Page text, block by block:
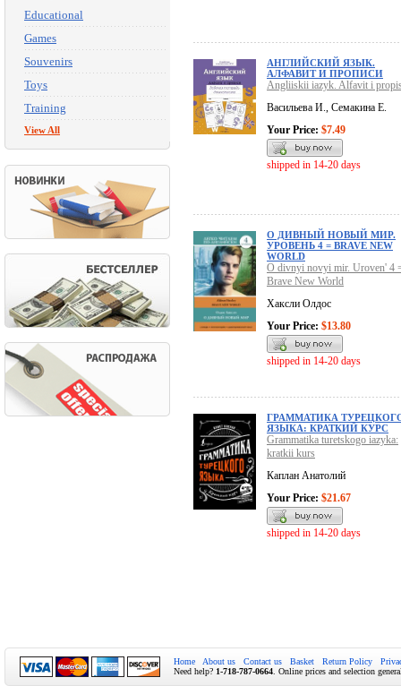
Educational
Games
Souvenirs
Toys
Training
View All
АНГЛИЙСКИЙ ЯЗЫК.
АЛФАВИТ И ПРОПИСИ
Angliiskii iazyk. Alfavit i
Васильева И., Семакина Е.
Your Price: $7.49
shipped in 14-20 days
О ДИВНЫЙ НОВЫЙ МИР.
УРОВЕНЬ 4 = BRAVE NEW
WORLD
O divnyi novyi mir. Uroven' 4
Brave New World
Хаксли Олдос
Your Price: $13.80
shipped in 14-20 days
ГРАММАТИКА
ЯЗЫКА: КРАТКИЙ КУРС
Grammatika turetskogo iazyka:
kratkii kurs
Каплан Анатолий
Your Price: $21.67
shipped in 14-20 days
Home About us Contact us Basket Return Policy
Need help? 1-718-787-0664 . Online prices and selection